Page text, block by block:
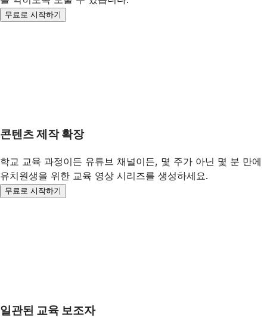
무료로 시작하기
콘텐츠 제작 확장
학교 교육 과정이든 유튜브 채널이든, 몇 주가 아닌 몇 분 만에
유치원생을 위한 교육 영상 시리즈를 생성하세요.
무료로 시작하기
일관된 교육 보조자